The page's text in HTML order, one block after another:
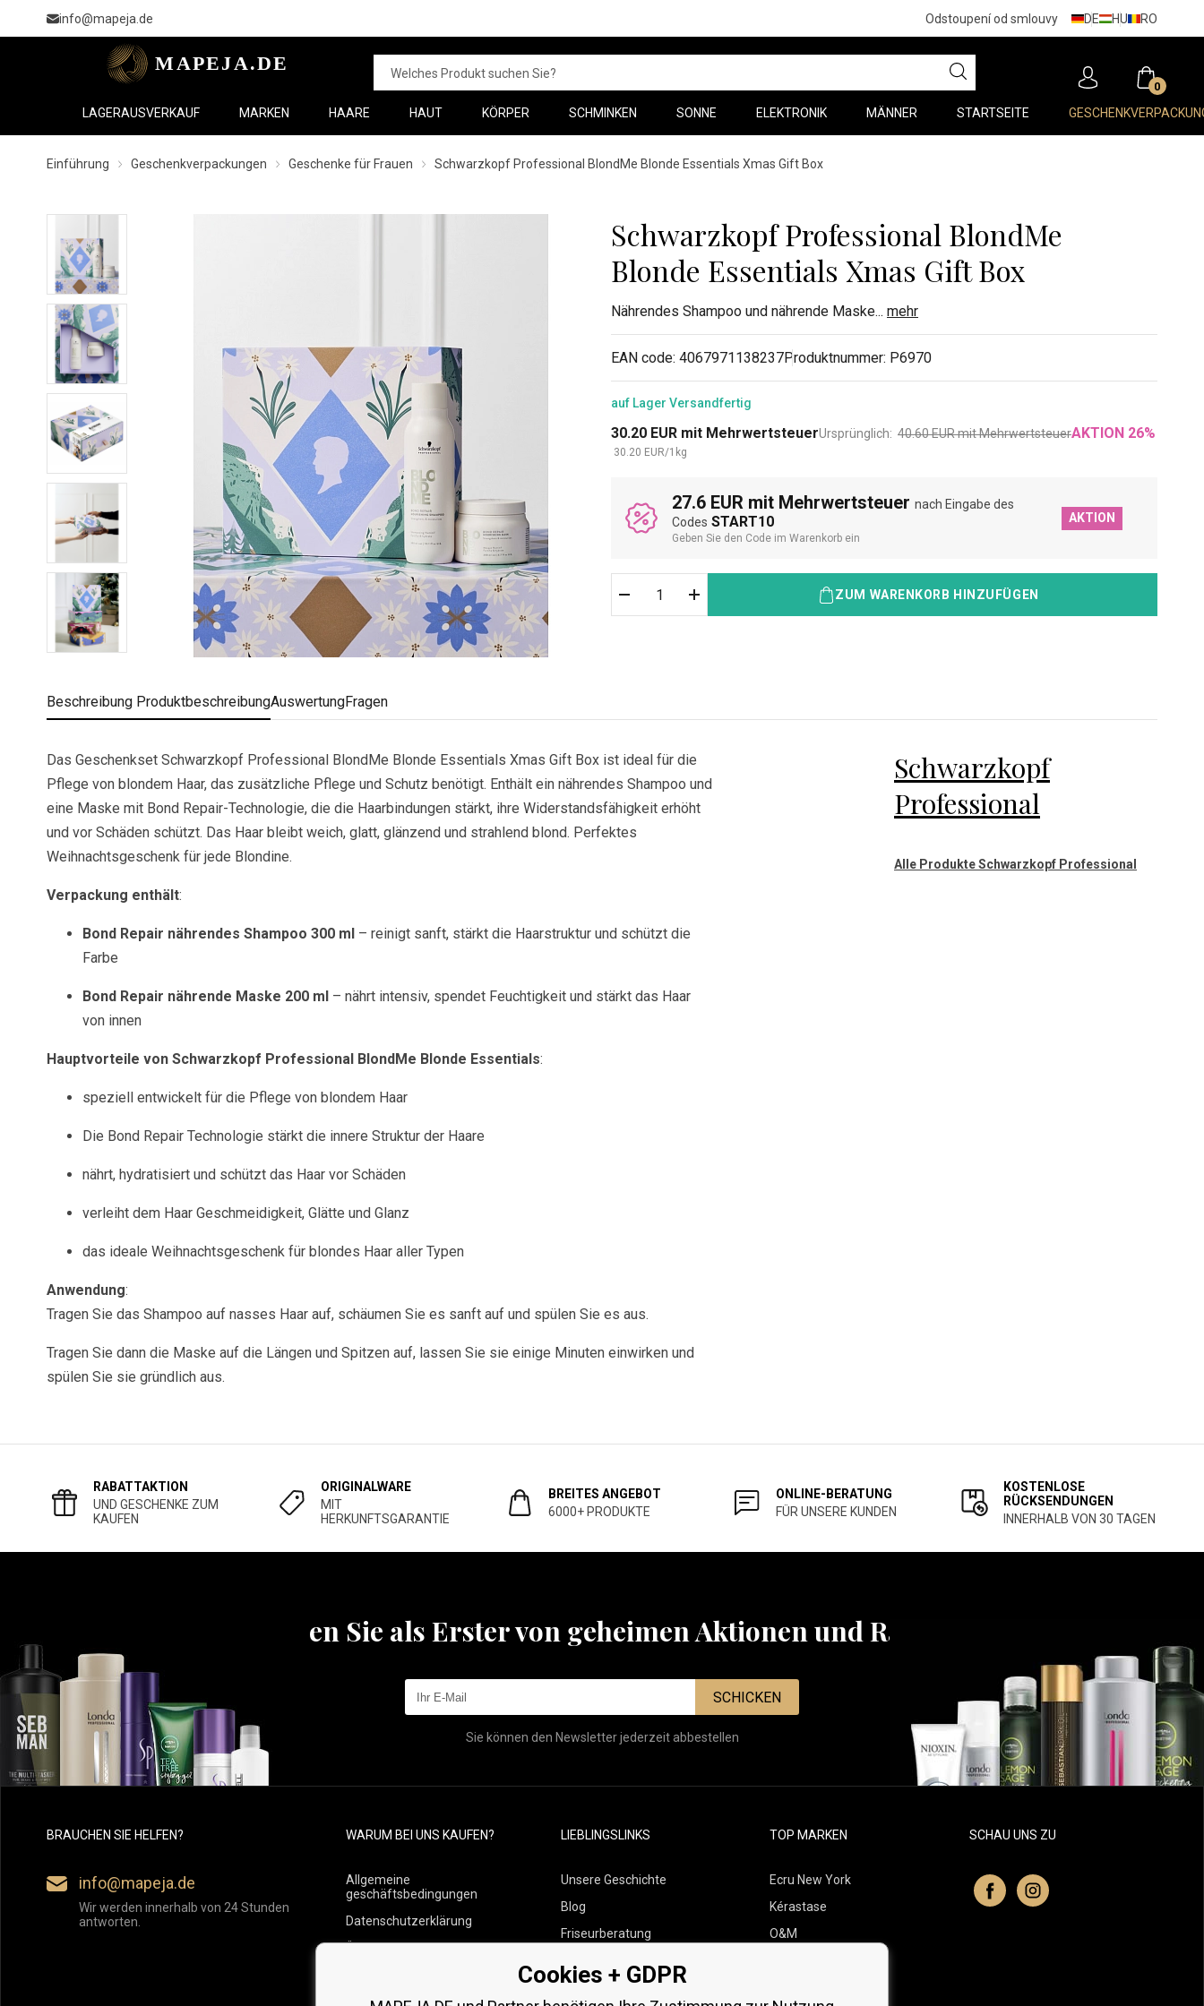
info@mapeja.de Odstoupení od smlouvy DE HU RO
0
LAGERAUSVERKAUF MARKEN HAARE HAUT KÖRPER SCHMINKEN SONNE ELEKTRONIK MÄNNER STARTSEITE
Einführung Geschenkverpackungen Geschenke für Frauen Schwarzkopf Professional BlondMe Blonde Essentials Xmas Gift Box
Schwarzkopf Professional BlondMe
Blonde Essentials Xmas Gift Box
Nährendes Shampoo und nährende Maske... mehr
EAN code: 4067971138237Produktnummer: P6970
auf Lager Versandfertig
30.20 EUR mit Mehrwertsteuer
30.20 EUR/1 kg
Ursprünglich: 40.60EURmit MehrwertsteuerAKTION 26%
27.6 EUR mit Mehrwertsteuer nach Eingabe des
Codes START10
Geben Sie den Code im Warenkorb ein
AKTION
ZUM WARENKORB HINZUFÜGEN
Beschreibung ProduktbeschreibungAuswertungFragen
Das Geschenkset Schwarzkopf Professional BlondMe Blonde Essentials Xmas Gift Box ist ideal für die
Pflege von blondem Haar, das zusätzliche Pflege und Schutz benötigt. Enthält ein nährendes Shampoo und
eine Maske mit Bond Repair-Technologie, die die Haarbindungen stärkt, ihre Widerstandsfähigkeit erhöht
und vor Schäden schützt. Das Haar bleibt weich, glatt, glänzend und strahlend blond. Perfektes
Weihnachtsgeschenk für jede Blondine.
Verpackung enthält:
Bond Repair nährendes Shampoo 300 ml – reinigt sanft, stärkt die Haarstruktur und schützt die
Farbe
Bond Repair nährende Maske 200 ml – nährt intensiv, spendet Feuchtigkeit und stärkt das Haar
von innen
Hauptvorteile von Schwarzkopf Professional BlondMe Blonde Essentials:
speziell entwickelt für die Pflege von blondem Haar
Die Bond Repair Technologie stärkt die innere Struktur der Haare
nährt, hydratisiert und schützt das Haar vor Schäden
verleiht dem Haar Geschmeidigkeit, Glätte und Glanz
das ideale Weihnachtsgeschenk für blondes Haar aller Typen
Anwendung:
Tragen Sie das Shampoo auf nasses Haar auf, schäumen Sie es sanft auf und spülen Sie es aus.
Tragen Sie dann die Maske auf die Längen und Spitzen auf, lassen Sie sie einige Minuten einwirken und
spülen Sie sie gründlich aus.
Schwarzkopf
Professional
Alle Produkte Schwarzkopf Professional
RABATTAKTION
UND GESCHENKE ZUM
KAUFEN
ORIGINALWARE
MIT
HERKUNFTSGARANTIE
BREITES ANGEBOT
6000+ PRODUKTE
ONLINE-BERATUNG
FÜR UNSERE KUNDEN
KOSTENLOSE
RÜCKSENDUNGEN
INNERHALB VON 30 TAGEN
Erfahren Sie als Erster von geheimen Aktionen und Rabatten
SCHICKEN
Sie können den Newsletter jederzeit abbestellen
BRAUCHEN SIE HELFEN?
info@mapeja.de
Wir werden innerhalb von 24 Stunden
antworten.
WARUM BEI UNS KAUFEN?
Allgemeine
geschäftsbedingungen
Datenschutzerklärung
Übersicht über Zahlungen und
LIEBLINGSLINKS
Unsere Geschichte
Blog
Friseurberatung
Kostenlose Produktproben
TOP MARKEN
Ecru New York
Kérastase
O&M
SCHAU UNS ZU
Cookies + GDPR